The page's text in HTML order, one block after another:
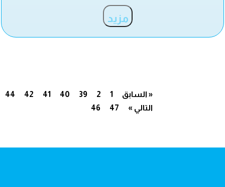
مزيد
« السابق 1
2
39
40
41
42
44
46
47 التالي »